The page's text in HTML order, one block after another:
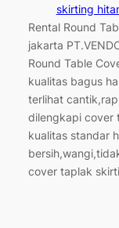
skirting
Rental Round
jakarta
Round Table
kualitas bagus
terlihat
dilengkapi cover
kualitas standar
cover taplak